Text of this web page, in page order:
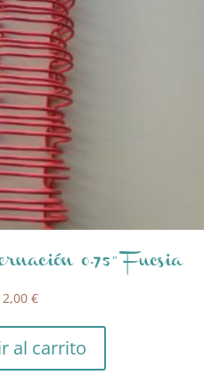
0.75″ Fucsia
2,00 €
al carrito